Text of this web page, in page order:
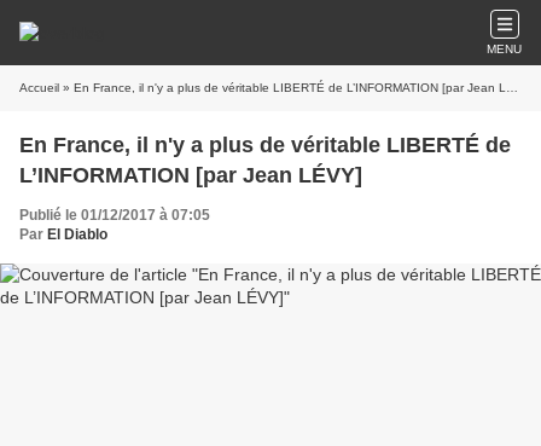
MENU
Accueil » En France, il n'y a plus de véritable LIBERTÉ de L’INFORMATION [par Jean LÉVY]
En France, il n'y a plus de véritable LIBERTÉ de
L’INFORMATION [par Jean LÉVY]
Publié le 01/12/2017 à 07:05
Par El Diablo